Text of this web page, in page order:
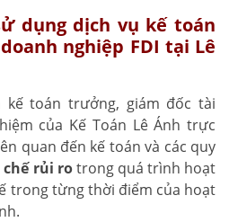
dụng dịch vụ kế toán
nghiệp FDI tại Lê
kế toán trưởng, giám đốc tài
của Kế Toán Lê Ánh trực
quan đến kế toán và các quy
chế rủi rotrong quá trình hoạt
trong từng thời điểm của hoạt